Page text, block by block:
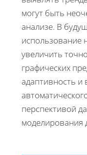
могут быть
анализе. В
использование
увеличить
графических
адаптивность и
перспективой
моделирования